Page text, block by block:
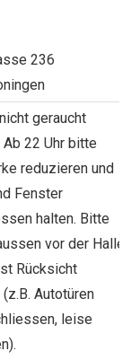
236
geraucht
Ab 22 Uhr bitte
reduzieren und
Fenster
halten. Bitte
vor der Halle
Rücksicht
Autotüren
leise